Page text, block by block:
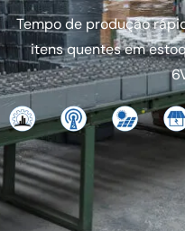
Tempo de produção
itens quentes em